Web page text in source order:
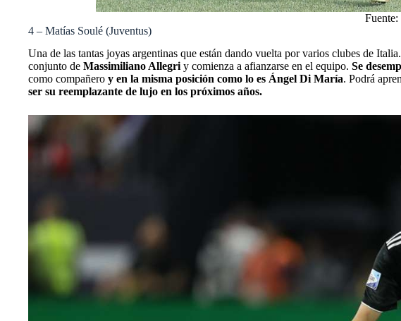
4 – Matías Soulé (Juventus)
Una de las tantas joyas argentinas que están dando vuelta por varios clubes de Italia.
conjunto de Massimiliano Allegri y comienza a afianzarse en el equipo. Se
como compañero y en la misma posición como lo es Ángel Di María. Podrá
ser su reemplazante de lujo en los próximos años.